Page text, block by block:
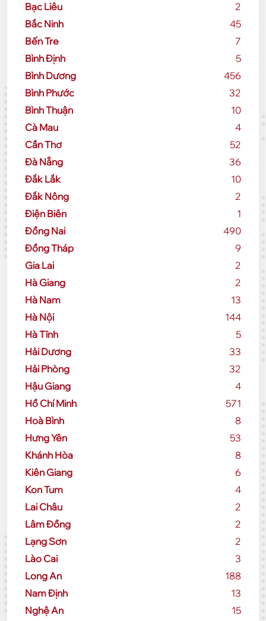
Bạc Liêu
2
Bắc Ninh
45
Bến Tre
7
Bình Định
5
Bình Dương
456
Bình Phước
32
Bình Thuận
10
Cà Mau
4
Cần Thơ
52
Đà Nẵng
36
Đắk Lắk
10
Đắk Nông
2
Điện Biên
1
Đồng Nai
490
Đồng Tháp
9
Gia Lai
2
Hà Giang
2
Hà Nam
13
Hà Nội
144
Hà Tĩnh
5
Hải Dương
33
Hải Phòng
32
Hậu Giang
4
Hồ Chí Minh
571
Hoà Bình
8
Hưng Yên
53
Khánh Hòa
8
Kiên Giang
6
Kon Tum
4
Lai Châu
2
Lâm Đồng
2
Lạng Sơn
2
Lào Cai
3
Long An
188
Nam Định
13
Nghệ An
15